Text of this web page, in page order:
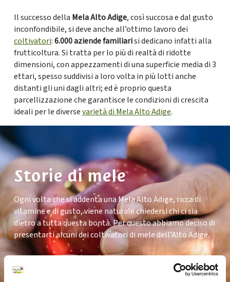
Il successo della Mela Alto Adige, così succosa e dal gusto
inconfondibile, si deve anche all’ottimo lavoro dei
coltivatori:6.000 aziende familiarisi dedicano infatti alla
frutticoltura. Si tratta per lo più di realtà di ridotte
dimensioni, con appezzamenti di una superficie media di 3
ettari, spesso suddivisi a loro volta in più lotti anche
distanti gli uni dagli altri; ed è proprio questa
parcellizzazione che garantisce le condizioni di crescita
ideali per le diversevarietà di Mela Alto Adige.
Storie di mele
Ogni volta che si addenta una Mela Alto Adige, ricca di
vitamine e di gusto, viene naturale chiedersi chi ci sia
dietro a tutta questa bontà. Per questo abbiamo deciso di
presentarti alcuni dei coltivatori di mele dell’Alto Adige.